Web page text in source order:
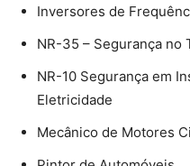
Inversores de
NR-35 – Segurança no
NR-10 Segurança em
Eletricidade
Mecânico de Motores